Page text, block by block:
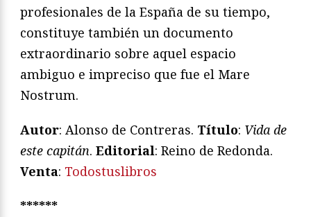
profesionales de la España de su tiempo,
constituye también un documento
extraordinario sobre aquel espacio
ambiguo e impreciso que fue el Mare
Nostrum.
Autor: Alonso de Contreras. Título: Vida de
este capitán. Editorial: Reino de Redonda.
Venta: Todostuslibros
******